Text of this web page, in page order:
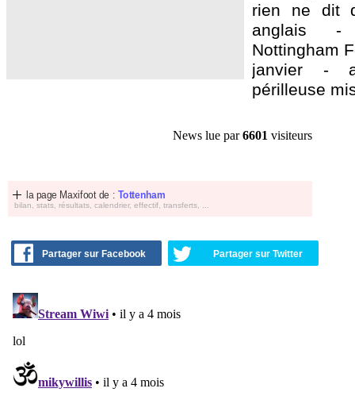
rien ne dit
anglais -
Nottingham
janvier -
périlleuse
News lue par6601 visiteurs
la page Maxifoot de : Tottenham
bilan, stats, résultats, calendrier, effectif, transferts, ...
Partager sur Facebook Partager sur Twitter